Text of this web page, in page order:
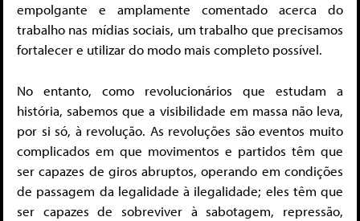
empolgante e amplamente comentado acerca do
trabalho nas mídias sociais, um trabalho que precisamos
fortalecer e utilizar do modo mais completo possível.
No entanto, como revolucionários que estudam a
história, sabemos que a visibilidade em massa não leva,
por si só, à revolução. As revoluções são eventos muito
complicados em que movimentos e partidos têm que
ser capazes de giros abruptos, operando em condições
de passagem da legalidade à ilegalidade; eles têm que
ser capazes de sobreviver à sabotagem, repressão,